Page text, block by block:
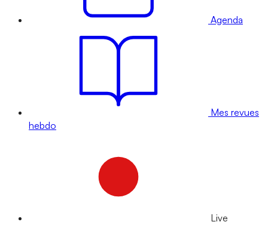
Agenda
Mes revues
hebdo
Live